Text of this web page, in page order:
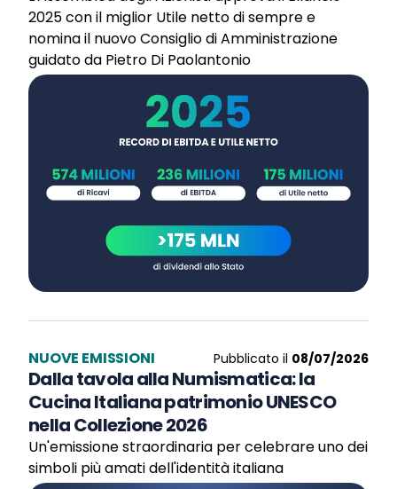
2025 con il miglior Utile netto di sempre e
nomina il nuovo Consiglio di Amministrazione
guidato da Pietro Di Paolantonio
NUOVE EMISSIONI Pubblicato il 08/07/2026
Dalla tavola alla Numismatica: la
Cucina Italiana patrimonio UNESCO
nella Collezione 2026
Un'emissione straordinaria per celebrare uno dei
simboli più amati dell'identità italiana